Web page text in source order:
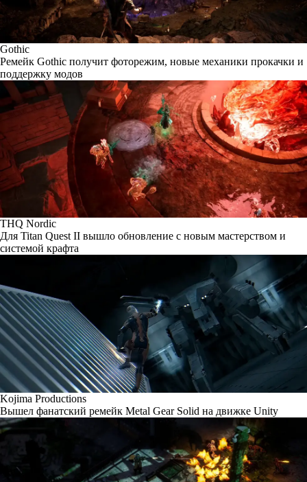
Gothic
Ремейк Gothic получит фоторежим, новые механики прокачки и
поддержку модов
THQ Nordic
Для Titan Quest II вышло обновление с новым мастерством и
системой крафта
Kojima Productions
Вышел фанатский ремейк Metal Gear Solid на движке Unity